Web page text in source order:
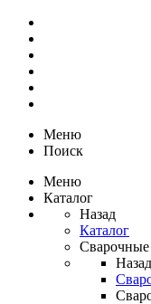
Меню
Поиск
Меню
Каталог
Назад
Каталог
Сварочные
Назад